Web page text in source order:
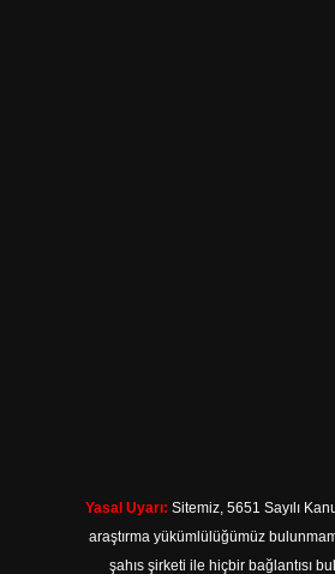
Yasal Uyarı: Sitemiz, 5651 Sayılı
araştırma yükümlülüğümüz
şahıs şirketi ile hiçbir bağlantısı